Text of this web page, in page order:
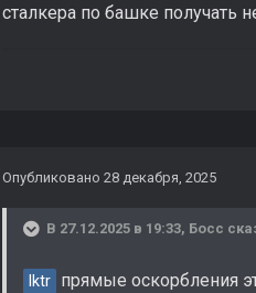
сталкера по башке получать
Опубликовано 28 декабря, 2025
В 27.12.2025 в 19:33, Босс
lktr прямые оскорбления